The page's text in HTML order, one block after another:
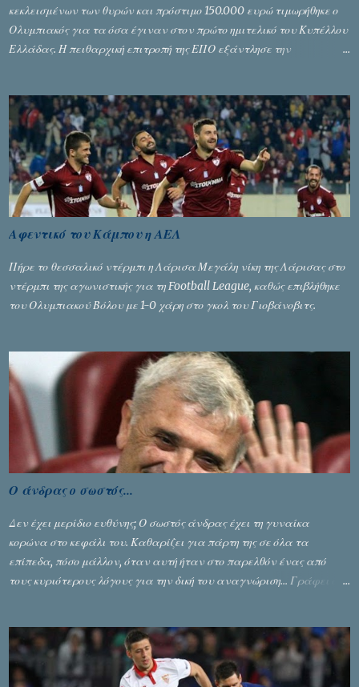
κεκλεισμένων των θυρών και πρόστιμο 150.000 ευρώ τιμωρήθηκε ο
Ολυμπιακός για τα όσα έγιναν στον πρώτο ημιτελικό του Κυπέλλου
Ελλάδας. Η πειθαρχική επιτροπή της ΕΠΟ εξάντλησε την
αφαίρεσης βαθμών, όπως απαιτούσαν, αφού κάτι τέτοιο δεν ήταν
εφικτό, σύμφωνα με τα στοιχεία...
Αφεντικό του Κάμπου η ΑΕΛ
Πήρε το θεσσαλικό ντέρμπι η Λάρισα Μεγάλη νίκη της Λάρισας στο
ντέρμπι της αγωνιστικής για τη Football League, καθώς επιβλήθηκε
του Ολυμπιακού Βόλου με 1-0 χάρη στο γκολ του Γιοβάνοβιτς.
Ο άνδρας ο σωστός...
Δεν έχει μερίδιο ευθύνης; Ο σωστός άνδρας έχει τη γυναίκα
κορώνα στο κεφάλι του. Καθαρίζει για πάρτη της σε όλα τα
επίπεδα, πόσο μάλλον, όταν αυτή ήταν στο παρελθόν ένας από
τους κυριότερους λόγους για την δική του αναγνώριση... Γράφει ο